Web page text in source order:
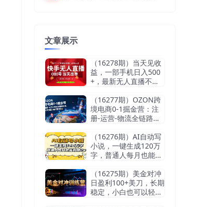
文章展示
（16278期）当天见收
益，一部手机日入500
+，最新无人直播不违
（16277期）OZON跨
境电商0-1掘金营：注
册-运营-物流全链路体
收8w
（16276期）AI自动写
小说，一键生成120万
字，普通人每月也能躺
（16275期）美金对冲
日盈利100+美刀，长期
稳定，小白也可以轻松